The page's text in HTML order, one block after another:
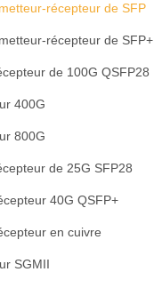
récepteur de SFP
récepteur de SFP+
de 100G QSFP28
400G
800G
de 25G SFP28
40G QSFP+
en cuivre
SGMII